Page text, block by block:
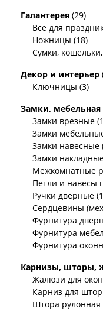
Галантерея (29)
Все для
Ножницы (18)
Сумки,
Декор и интерьер
Ключницы (3)
Замки, мебельная
Замки врезные
Замки
Замки навесные
Замки
Межкомнатные
Петли и навесы
Ручки дверные
Сердцевины
Фурнитура
Фурнитура
Фурнитура
Карнизы, шторы,
Жалюзи для
Карниз для
Штора рулонная